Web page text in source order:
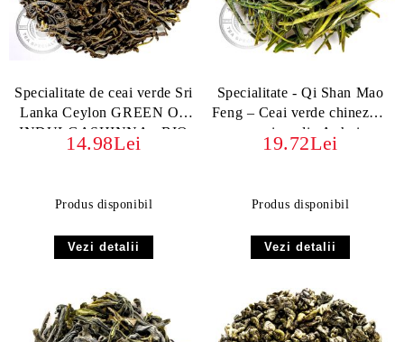
Specialitate de ceai verde Sri
Lanka Ceylon GREEN OP
INDULGASHINNA - BIO
ORGANIC
14.98Lei
Produs disponibil
Vezi detalii
Specialitate - Qi Shan Mao
Feng – Ceai verde chinezesc
premium din Anhui
19.72Lei
Produs disponibil
Vezi detalii